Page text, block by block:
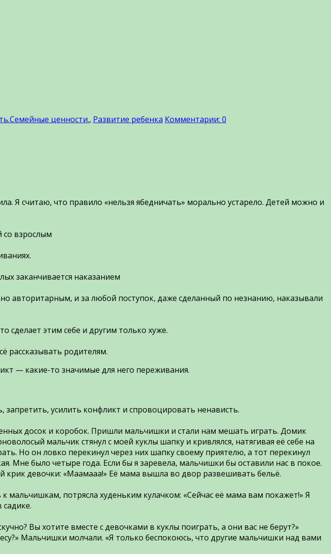
ценности., Развитие ребенка Комментарии: 0
Я считаю, что правило «нельзя ябедничать» морально устарело. Детей можно и
со взрослым
заканчивается наказанием
авторитарным, и за любой поступок, даже сделанный по незнанию, наказывали
сделает этим себе и другим только хуже.
рассказывать родителям.
— какие-то значимые для него переживания.
усилить конфликт и спровоцировать ненависть.
досок и коробок. Пришли мальчишки и стали нам мешать играть. Домик
мальчик стянул с моей куклы шапку и кривлялся, натягивая её себе на
Но он ловко перекинул через них шапку своему приятелю, а тот перекинул
Мне было четыре года. Если бы я заревела, мальчишки бы оставили нас в покое.
крик девочки: «Маамааа!» Еë мама вышла во двор развешивать бельё.
мальчишкам, потрясла худеньким кулачком: «Сейчас её мама вам покажет!» Я
Вы хотите вместе с девочками в куклы поиграть, а они вас не берут?»
Мальчишки молчали. «Я только беспокоюсь, что другие мальчишки над вами